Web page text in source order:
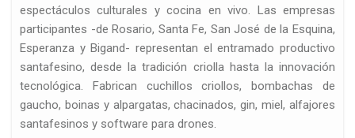
espectáculos culturales y cocina en vivo. Las empresas
participantes -de Rosario, Santa Fe, San José de la Esquina,
Esperanza y Bigand- representan el entramado productivo
santafesino, desde la tradición criolla hasta la innovación
tecnológica. Fabrican cuchillos criollos, bombachas de
gaucho, boinas y alpargatas, chacinados, gin, miel, alfajores
santafesinos y software para drones.